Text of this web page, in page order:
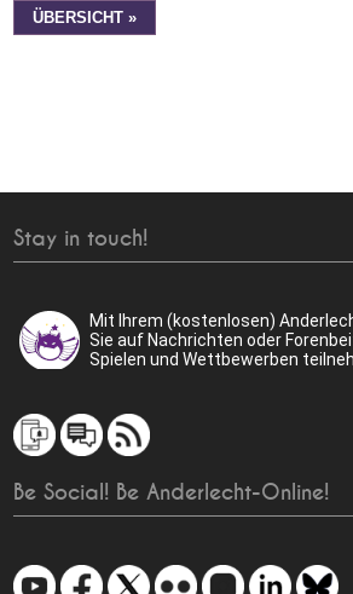
ÜBERSICHT »
Stay in touch!
Mit Ihrem (kostenlosen)
Sie auf Nachrichten oder
Spielen und Wettbewerben
Be Social! Be Anderlecht-Online!